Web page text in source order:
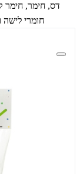
דס, חימר, חימר
חומרי לישה